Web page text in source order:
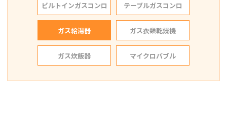
ビルトインガスコンロ テーブルガスコンロ
ガス給湯器 ガス衣類乾燥機
ガス炊飯器 マイクロバブル